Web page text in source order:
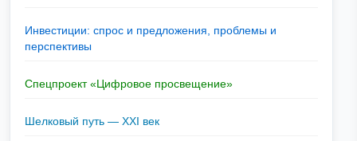
Инвестиции: спрос и предложения, проблемы и
перспективы
Спецпроект «Цифровое просвещение»
Шелковый путь — XXI век